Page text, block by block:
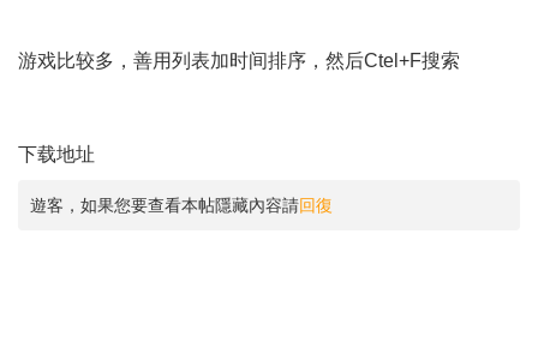
游戏比较多，善用列表加时间排序，然后Ctel+F搜索
下载地址
遊客，如果您要查看本帖隱藏內容請回復